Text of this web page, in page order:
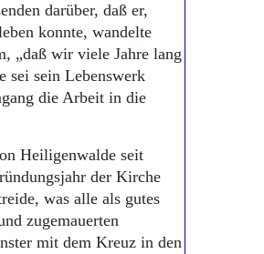
darüber, daß er,
konnte, wandelte
„daß wir viele Jahre lang
sei sein Lebenswerk
die Arbeit in die
Heiligenwalde seit
der Kirche
was alle als gutes
zugemauerten
mit dem Kreuz in den